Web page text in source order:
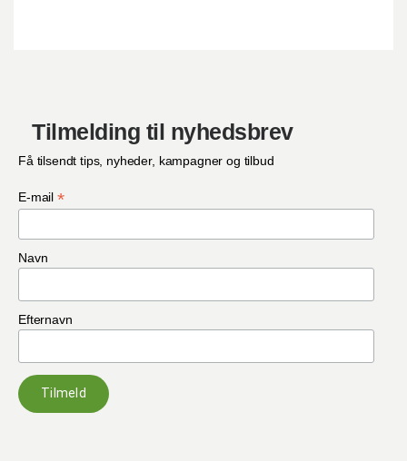
Tilmelding til nyhedsbrev
Få tilsendt tips, nyheder, kampagner og tilbud
E-mail *
Navn
Efternavn
Tilmeld